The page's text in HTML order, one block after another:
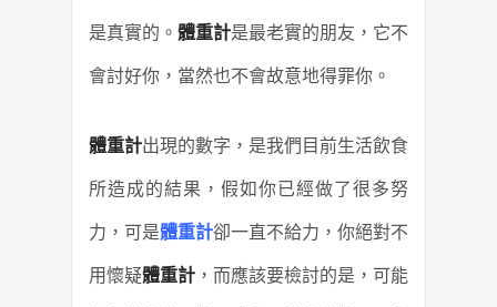
是真實的。 體重計是最老實的朋友，它不
會討好你，當然也不會故意地得罪你。
體重計出現的數字，是我們目前生活飲食
所造成的結果，假如你已經做了很多努
力，可是體重計卻一直不給力，你絕對不
用懷疑體重計 ，而應該要檢討的是，可能